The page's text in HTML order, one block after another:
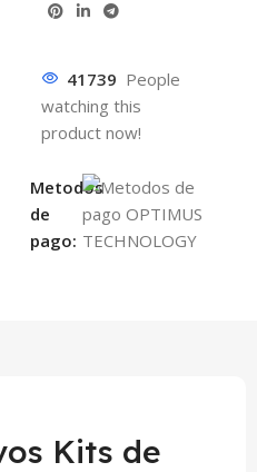
41739 People
watching this
product now!
Metodos
de
pago:
Kits de